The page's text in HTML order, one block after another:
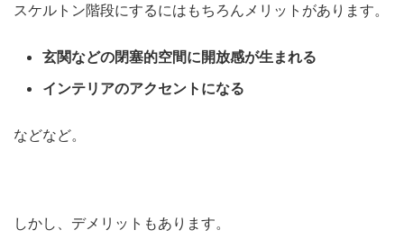
スケルトン階段にするにはもちろんメリットがあります。
玄関などの閉塞的空間に開放感が生まれる
インテリアのアクセントになる
などなど。
しかし、デメリットもあります。